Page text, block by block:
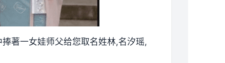
著一女娃师父给您取名姓林,名汐瑶,